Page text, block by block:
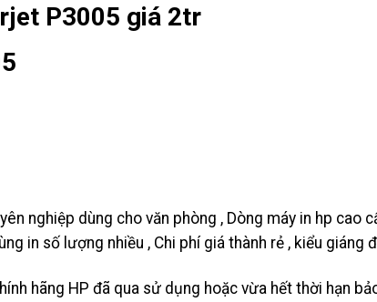
P3005 giá 2tr
nghiệp dùng cho văn phòng , Dòng máy in hp cao
in số lượng nhiều , Chi phí giá thành rẻ , kiểu giáng
hãng HP đã qua sử dụng hoặc vừa hết thời hạn